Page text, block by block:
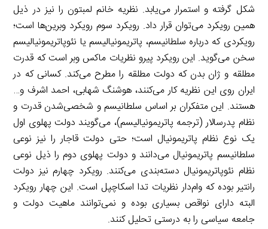
شکل‌ گرفته و استمرار می‌یابد. نظریه خانم لمبتون را نیز در ذیل
همین رویکرد می‌توان قرار داد.‌ رویکرد سوم رویکرد وبرین‌ها است؛
رویکردی که درباره سلطانیسم، پاتریمونیالیسم یا نئوپاتریمونیالیسم
سخن می‌گوید. این رویکرد پیرو نظریات ماکس وبر است که قدرت
مطلقه و ژان بدن که دولت مطلقه را مطرح می‌کند. کسانی که در
ایران روی این نظریه کار می‌کنند، هوشنگ شهابی، احمد اشرف و…
هستند. این متفکران بر اساس سلطانیسم و شخصی‌شدن قدرت و
نظام پدرسالار (ترجمه پاتریمونیالیسم)، می‌گویند دولت پهلوی اول
یک نوع نظام پاتریمونیال است؛ حتی دولت قاجار را نیز نوعی
سلطانیسم پاتریمونیال می‌دانند و دولت پهلوی دوم را ذیل نوعی
نظام نئوپاتریمونیال دسته‌بندی می‌کنند. رویکرد چهارم نیز دولت
رانتیر بوده که وام‌دار نظریات تدا اسکاچپل است. این چهار رویکرد
البته دارای نواقص بسیاری بوده و نمی‌توانند ماهیت دولت و
جامعه سیاسی را به درستی تحلیل کنند.